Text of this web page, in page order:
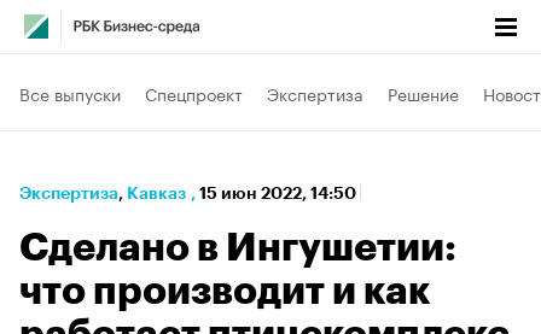
Все выпуски Спецпроект Экспертиза Решение
Экспертиза⁠, Кавказ , 15 июн 2022, 14:50
Сделано в Ингушетии:
что производит и как